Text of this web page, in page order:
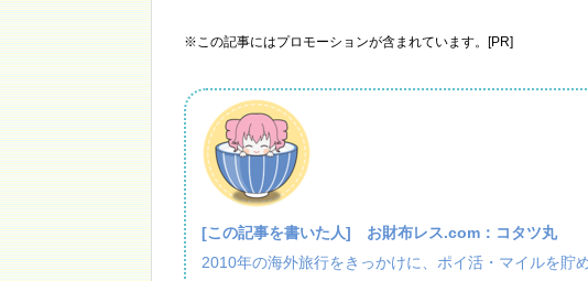
※この記事にはプロモーションが含まれています。[PR]
[この記事を書いた人] お財布レス.com：コタツ丸
2010年の海外旅行をきっかけに、ポイ活・マイルを貯